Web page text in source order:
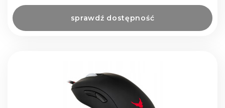
sprawdź dostępność